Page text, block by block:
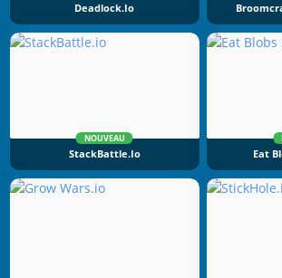
Deadlock.io
NOUVEAU
StackBattle.io Eat